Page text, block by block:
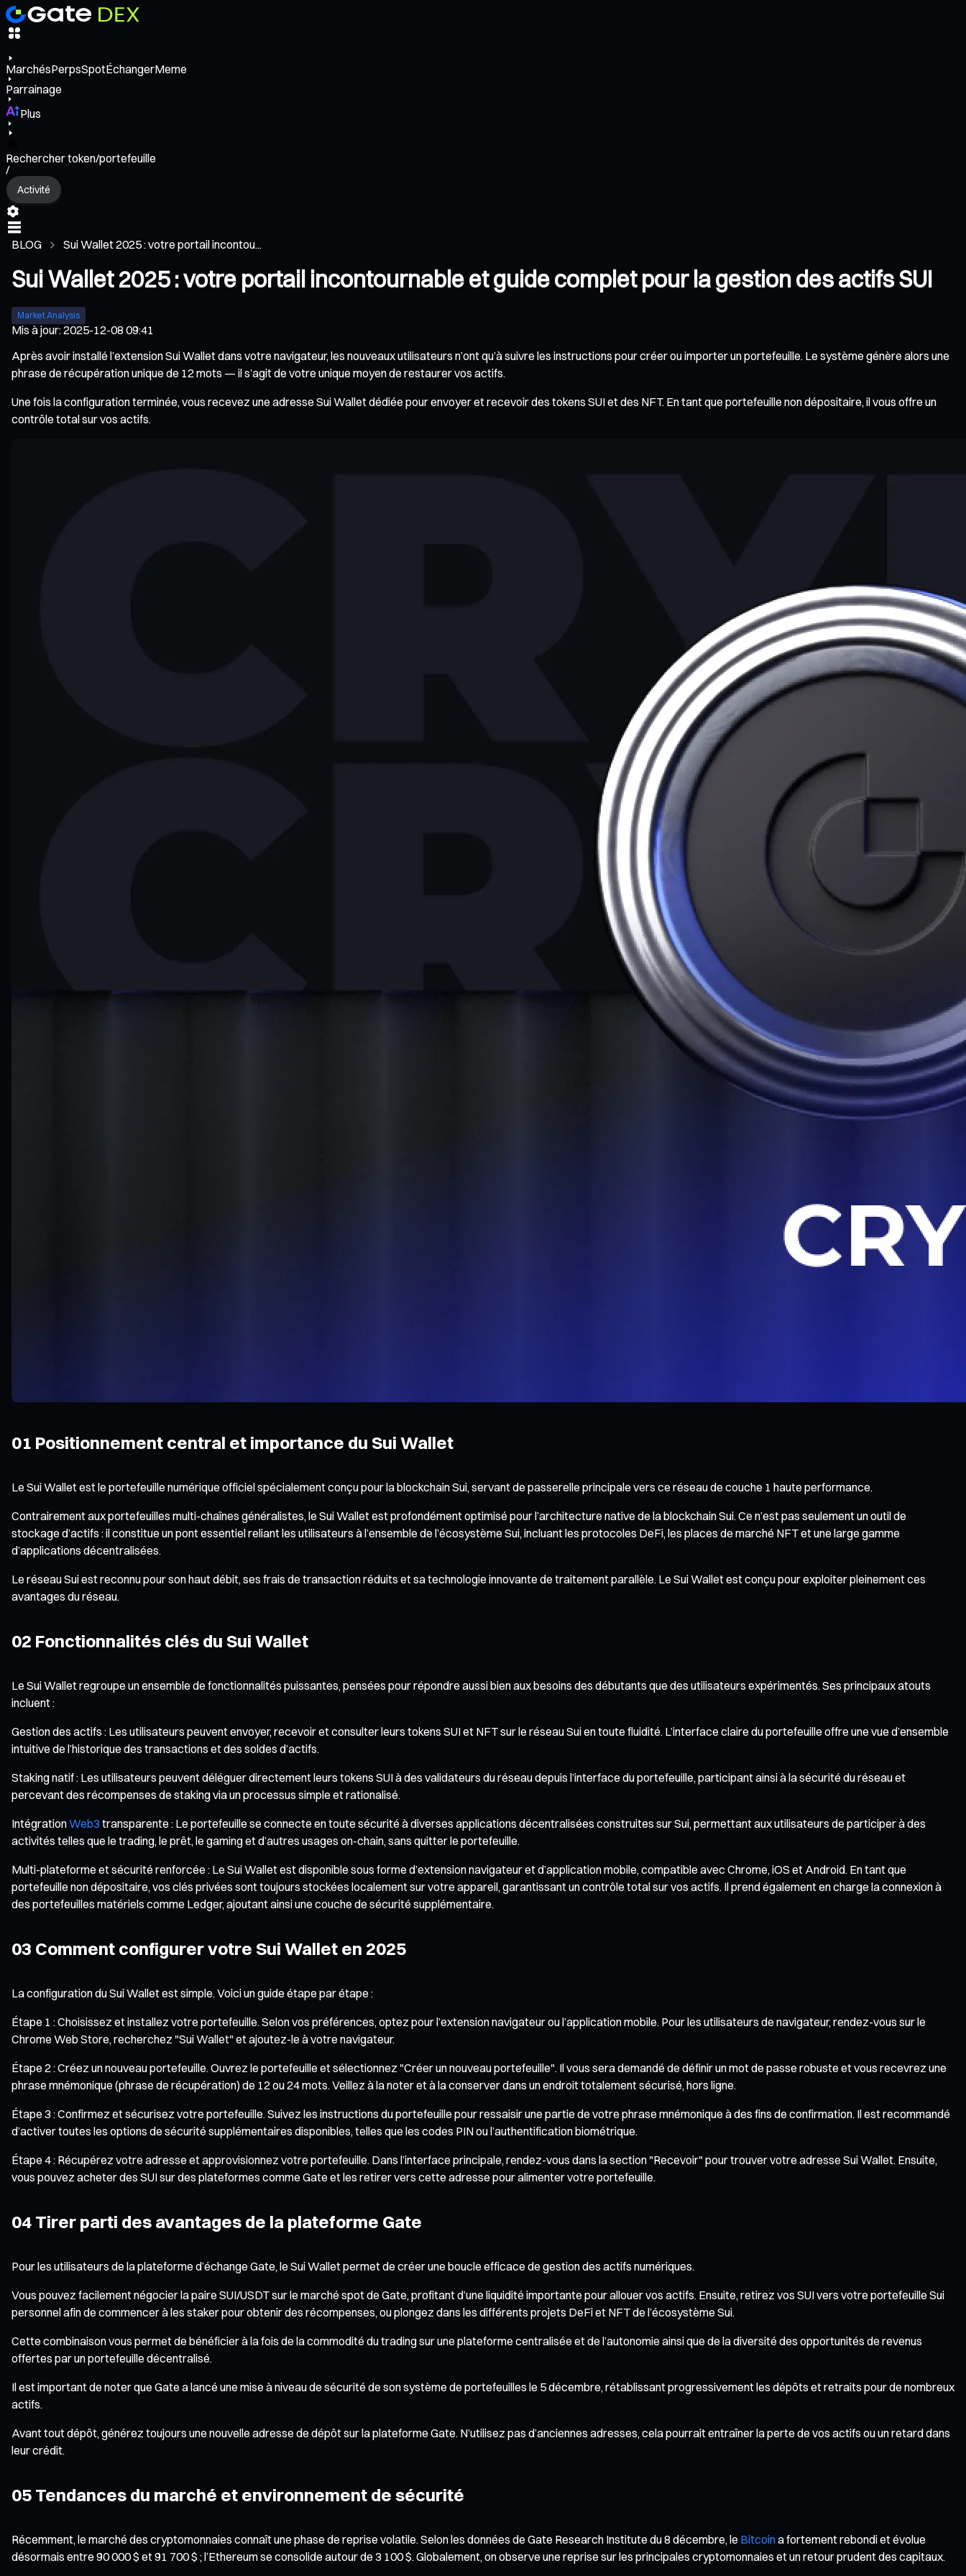
MarchésPerpsSpotÉchangerMeme
Parrainage
Plus
Rechercher token/portefeuille
/
Activité
BLOG Sui Wallet 2025 : votre portail incontou...
Sui Wallet 2025 : votre portail incontournable et guide complet pour la gestion des actifs SUI
Market Analysis
Mis à jour:2025-12-08 09:41
Après avoir installé l’extension Sui Wallet dans votre navigateur, les nouveaux utilisateurs n’ont qu’à suivre les instructions pour créer ou importer un portefeuille. Le système génère alors une
phrase de récupération unique de 12 mots — il s’agit de votre unique moyen de restaurer vos actifs.
Une fois la configuration terminée, vous recevez une adresse Sui Wallet dédiée pour envoyer et recevoir des tokens SUI et des NFT. En tant que portefeuille non dépositaire, il vous offre un
contrôle total sur vos actifs.
01 Positionnement central et importance du Sui Wallet
Le Sui Wallet est le portefeuille numérique officiel spécialement conçu pour la blockchain Sui, servant de passerelle principale vers ce réseau de couche 1 haute performance.
Contrairement aux portefeuilles multi-chaînes généralistes, le Sui Wallet est profondément optimisé pour l’architecture native de la blockchain Sui. Ce n’est pas seulement un outil de
stockage d’actifs : il constitue un pont essentiel reliant les utilisateurs à l’ensemble de l’écosystème Sui, incluant les protocoles DeFi, les places de marché NFT et une large gamme
d’applications décentralisées.
Le réseau Sui est reconnu pour son haut débit, ses frais de transaction réduits et sa technologie innovante de traitement parallèle. Le Sui Wallet est conçu pour exploiter pleinement ces
avantages du réseau.
02 Fonctionnalités clés du Sui Wallet
Le Sui Wallet regroupe un ensemble de fonctionnalités puissantes, pensées pour répondre aussi bien aux besoins des débutants que des utilisateurs expérimentés. Ses principaux atouts
incluent :
Gestion des actifs : Les utilisateurs peuvent envoyer, recevoir et consulter leurs tokens SUI et NFT sur le réseau Sui en toute fluidité. L’interface claire du portefeuille offre une vue d’ensemble
intuitive de l’historique des transactions et des soldes d’actifs.
Staking natif : Les utilisateurs peuvent déléguer directement leurs tokens SUI à des validateurs du réseau depuis l’interface du portefeuille, participant ainsi à la sécurité du réseau et
percevant des récompenses de staking via un processus simple et rationalisé.
IntégrationWeb3 transparente : Le portefeuille se connecte en toute sécurité à diverses applications décentralisées construites sur Sui, permettant aux utilisateurs de participer à des
activités telles que le trading, le prêt, le gaming et d’autres usages on-chain, sans quitter le portefeuille.
Multi-plateforme et sécurité renforcée : Le Sui Wallet est disponible sous forme d’extension navigateur et d’application mobile, compatible avec Chrome, iOS et Android. En tant que
portefeuille non dépositaire, vos clés privées sont toujours stockées localement sur votre appareil, garantissant un contrôle total sur vos actifs. Il prend également en charge la connexion à
des portefeuilles matériels comme Ledger, ajoutant ainsi une couche de sécurité supplémentaire.
03 Comment configurer votre Sui Wallet en 2025
La configuration du Sui Wallet est simple. Voici un guide étape par étape :
Étape 1 : Choisissez et installez votre portefeuille. Selon vos préférences, optez pour l’extension navigateur ou l’application mobile. Pour les utilisateurs de navigateur, rendez-vous sur le
Chrome Web Store, recherchez "Sui Wallet" et ajoutez-le à votre navigateur.
Étape 2 : Créez un nouveau portefeuille. Ouvrez le portefeuille et sélectionnez "Créer un nouveau portefeuille". Il vous sera demandé de définir un mot de passe robuste et vous recevrez une
phrase mnémonique (phrase de récupération) de 12 ou 24 mots. Veillez à la noter et à la conserver dans un endroit totalement sécurisé, hors ligne.
Étape 3 : Confirmez et sécurisez votre portefeuille. Suivez les instructions du portefeuille pour ressaisir une partie de votre phrase mnémonique à des fins de confirmation. Il est recommandé
d’activer toutes les options de sécurité supplémentaires disponibles, telles que les codes PIN ou l’authentification biométrique.
Étape 4 : Récupérez votre adresse et approvisionnez votre portefeuille. Dans l’interface principale, rendez-vous dans la section "Recevoir" pour trouver votre adresse Sui Wallet. Ensuite,
vous pouvez acheter des SUI sur des plateformes comme Gate et les retirer vers cette adresse pour alimenter votre portefeuille.
04 Tirer parti des avantages de la plateforme Gate
Pour les utilisateurs de la plateforme d’échange Gate, le Sui Wallet permet de créer une boucle efficace de gestion des actifs numériques.
Vous pouvez facilement négocier la paire SUI/USDT sur le marché spot de Gate, profitant d’une liquidité importante pour allouer vos actifs. Ensuite, retirez vos SUI vers votre portefeuille Sui
personnel afin de commencer à les staker pour obtenir des récompenses, ou plongez dans les différents projets DeFi et NFT de l’écosystème Sui.
Cette combinaison vous permet de bénéficier à la fois de la commodité du trading sur une plateforme centralisée et de l’autonomie ainsi que de la diversité des opportunités de revenus
offertes par un portefeuille décentralisé.
Il est important de noter que Gate a lancé une mise à niveau de sécurité de son système de portefeuilles le 5 décembre, rétablissant progressivement les dépôts et retraits pour de nombreux
actifs.
Avant tout dépôt, générez toujours une nouvelle adresse de dépôt sur la plateforme Gate. N’utilisez pas d’anciennes adresses, cela pourrait entraîner la perte de vos actifs ou un retard dans
leur crédit.
05 Tendances du marché et environnement de sécurité
Récemment, le marché des cryptomonnaies connaît une phase de reprise volatile. Selon les données de Gate Research Institute du 8 décembre, le Bitcoina fortement rebondi et évolue
désormais entre 90 000 $ et 91 700 $ ; l’Ethereum se consolide autour de 3 100 $. Globalement, on observe une reprise sur les principales cryptomonnaies et un retour prudent des capitaux.